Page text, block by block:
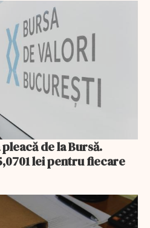
de la Bursă.
lei pentru fiecare